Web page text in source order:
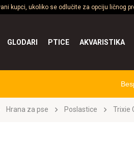
kupci, ukoliko se odlučite za opciju ličnog
GLODARI PTICE AKVARISTIKA
Hrana za pse Poslastice Trixie